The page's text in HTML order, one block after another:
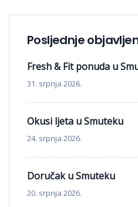
Posljednje
Fresh & Fit ponuda u
31. srpnja 2026.
Okusi ljeta u Smuteku
24. srpnja 2026.
Doručak u Smuteku
20. srpnja 2026.